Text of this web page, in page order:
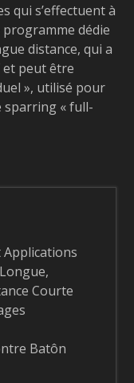
qui s’effectuent à
dédie
distance, qui a
et peut être
», utilisé pour
sparring « full-
Courte
Batôn